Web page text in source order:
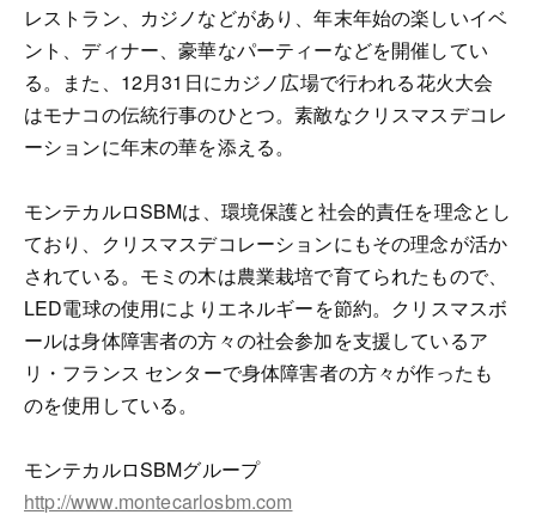
レストラン、カジノなどがあり、年末年始の楽しいイベ
ント、ディナー、豪華なパーティーなどを開催してい
る。また、12月31日にカジノ広場で行われる花火大会
はモナコの伝統行事のひとつ。素敵なクリスマスデコレ
ーションに年末の華を添える。
モンテカルロSBMは、環境保護と社会的責任を理念とし
ており、クリスマスデコレーションにもその理念が活か
されている。モミの木は農業栽培で育てられたもので、
LED電球の使用によりエネルギーを節約。クリスマスボ
ールは身体障害者の方々の社会参加を支援しているア
リ・フランス センターで身体障害者の方々が作ったも
のを使用している。
モンテカルロSBMグループ
http://www.montecarlosbm.com